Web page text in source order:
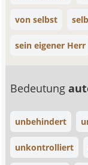
von selbst
sein eigener Herr
Bedeutung
unbehindert
unkontrolliert